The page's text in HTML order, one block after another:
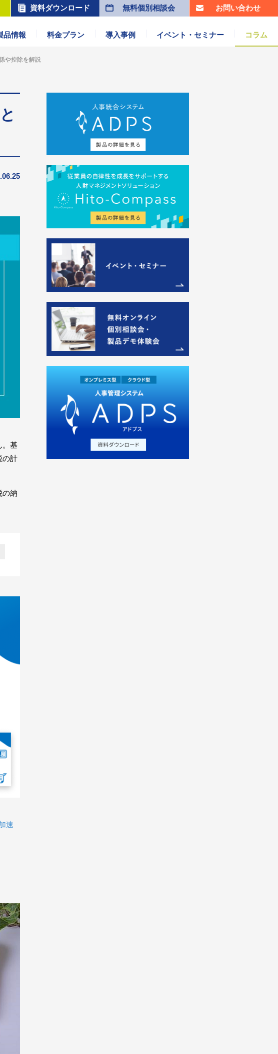
資料ダウンロード 無料個別相談会 お問い合わせ
品情報 料金プラン 導入事例 イベント・セミナー コラム
や控除を解説
。基
の計
の納
速